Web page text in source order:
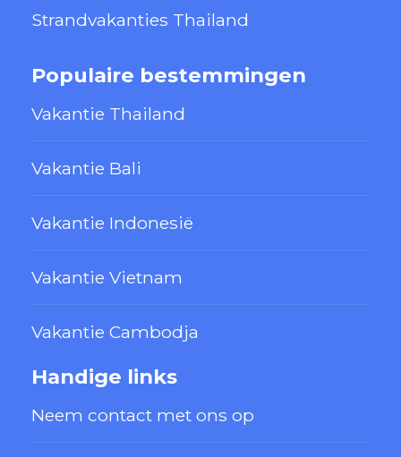
Strandvakanties Thailand
Populaire bestemmingen
Vakantie Thailand
Vakantie Bali
Vakantie Indonesië
Vakantie Vietnam
Vakantie Cambodja
Handige links
Neem contact met ons op